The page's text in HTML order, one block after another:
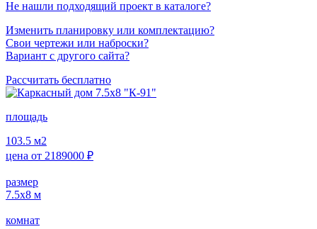
Не нашли подходящий проект в каталоге?
Изменить планировку или комплектацию?
Свои чертежи или наброски?
Вариант с другого сайта?
Рассчитать бесплатно
площадь
103.5 м2
цена от 2189000 ₽
размер
7.5х8 м
комнат